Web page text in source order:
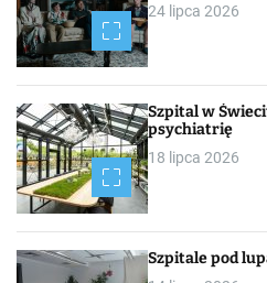
24 lipca 2026
Szpital w
psychiatrię
18 lipca 2026
Szpitale pod